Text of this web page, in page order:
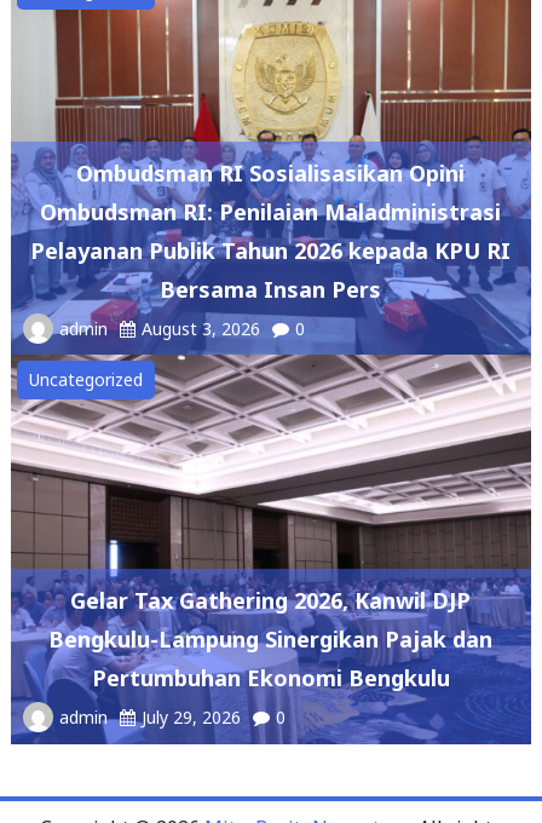
Ombudsman RI Sosialisasikan Opini
Ombudsman RI: Penilaian Maladministrasi
Pelayanan Publik Tahun 2026 kepada KPU RI
Bersama Insan Pers
admin August 3, 2026 0
Uncategorized
Gelar Tax Gathering 2026, Kanwil DJP
Bengkulu-Lampung Sinergikan Pajak dan
Pertumbuhan Ekonomi Bengkulu
admin July 29, 2026 0